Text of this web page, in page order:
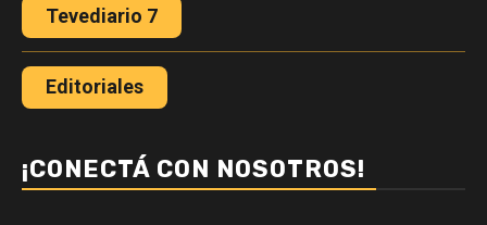
Tevediario 7
Editoriales
¡CONECTÁ CON NOSOTROS!